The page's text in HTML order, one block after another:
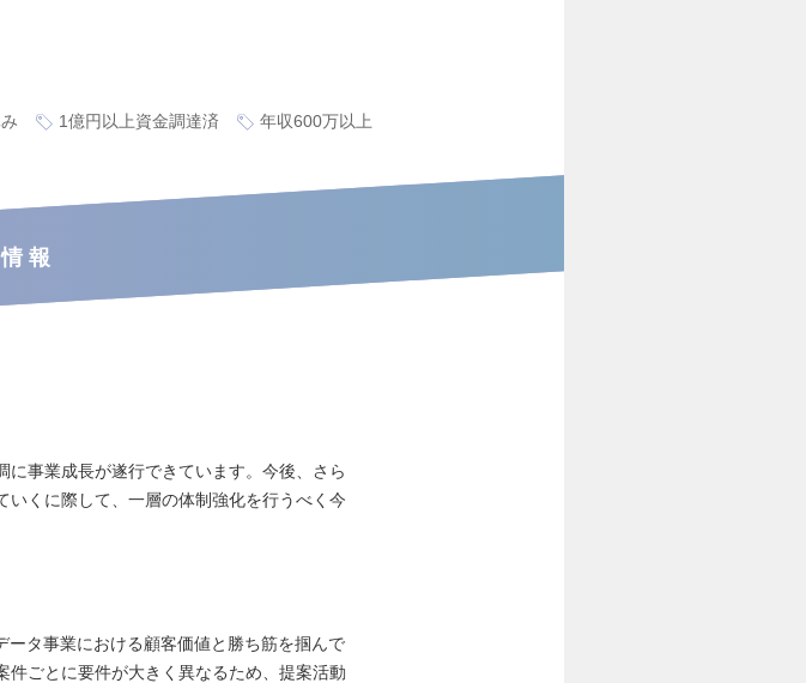
1億円以上資金調達済
年収600万以上
報
事業成長が遂行できています。今後、さら
くに際して、一層の体制強化を行うべく今
ータ事業における顧客価値と勝ち筋を掴んで
ごとに要件が大きく異なるため、提案活動